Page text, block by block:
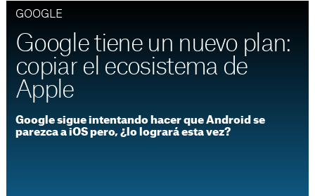
GOOGLE
Google tiene un nuevo plan:
copiar el ecosistema de
Apple
Google sigue intentando hacer que Android se
parezca a iOS pero, ¿lo logrará esta vez?